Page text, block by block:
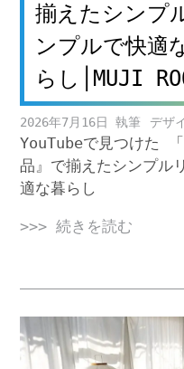
揃えたシンプ
ンプルで快適
らし│MUJI
2026年7月16日 デザ
YouTubeで見つけた
品』で揃えたシンプル
適な暮らし
>>> 続きを読む